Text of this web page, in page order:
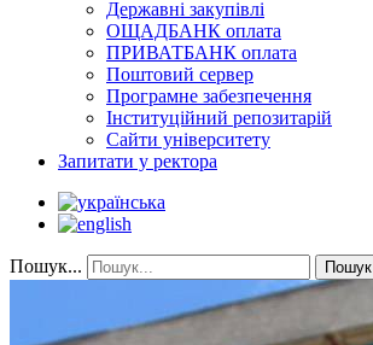
Державні закупівлі
ОЩАДБАНК оплата
ПРИВАТБАНК оплата
Поштовий сервер
Програмне забезпечення
Інституційний репозитарій
Сайти університету
Запитати у ректора
Пошук... Пошук